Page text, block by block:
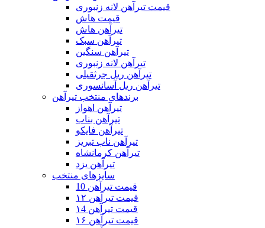
قیمت تیرآهن لانه زنبوری
قیمت هاش
تیرآهن هاش
تیرآهن سبک
تیرآهن سنگین
تیرآهن لانه زنبوری
تیرآهن ریل جرثقیلی
تیرآهن ریل آسانسوری
برندهای منتخب تیرآهن
تیرآهن اهواز
تیرآهن بناب
تیرآهن فایکو
تیرآهن ناب تبریز
تیرآهن کرمانشاه
تیرآهن یزد
سایزهای منتخب
قیمت تیرآهن 10
قیمت تیرآهن ۱۲
قیمت تیرآهن ۱4
قیمت تیرآهن ۱۶